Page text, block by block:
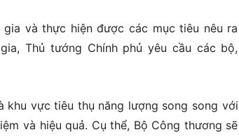
và thực hiện được các mục tiêu nêu ra
Thủ tướng Chính phủ yêu cầu các bộ,
khu vực tiêu thụ năng lượng song song với
và hiệu quả. Cụ thể, Bộ Công thương sẽ